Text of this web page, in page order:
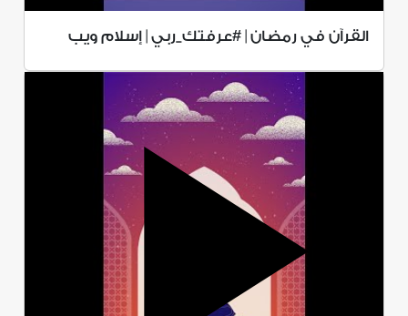
القرآن في رمضان | #عرفتك_ربي | إسلام ويب